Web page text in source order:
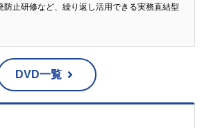
防止研修など、繰り返し活用できる実務直結型
DVD一覧